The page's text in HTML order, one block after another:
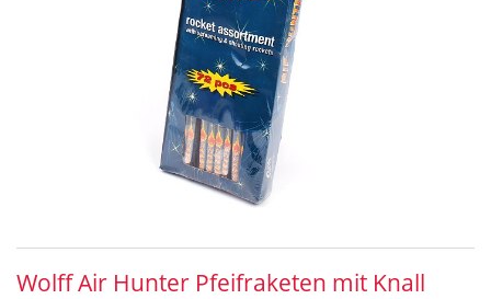
Wolff Air Hunter Pfeifraketen mit Knall